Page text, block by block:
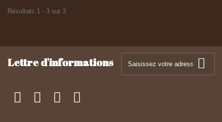
Résultats 1 - 3 sur 3.
Lettre d'informations